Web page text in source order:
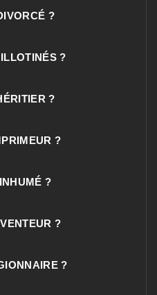
?
?
?
?
INHUMÉ ?
?
?